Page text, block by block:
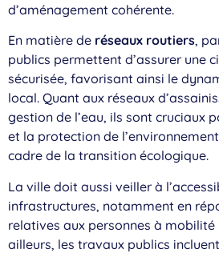
d’aménagement cohérente.
En matière de réseaux routiers,
publics permettent d’assurer une
sécurisée, favorisant ainsi le
local. Quant aux réseaux
gestion de l’eau, ils sont cruciaux
et la protection de
cadre de la transition écologique.
La ville doit aussi veiller à
infrastructures, notamment en
relatives aux personnes à mobilité
ailleurs, les travaux publics